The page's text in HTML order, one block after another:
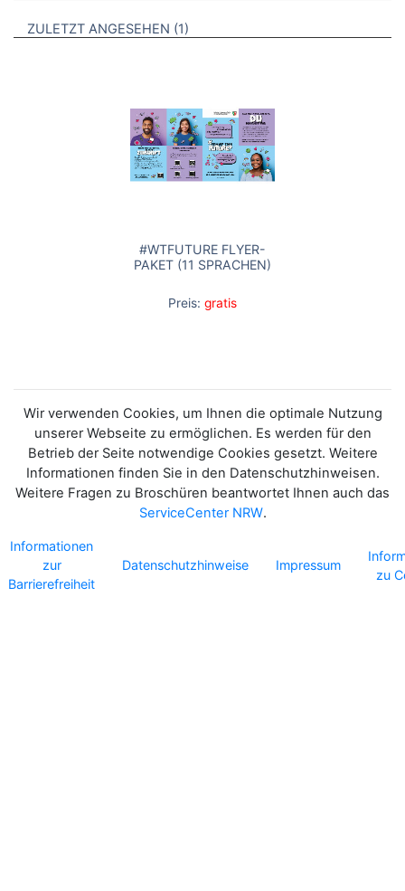
ZULETZT ANGESEHEN 1 BROSCHÜREN
#WTFUTURE FLYER-
PAKET (11 SPRACHEN)
Preis: gratis
Wir verwenden Cookies, um Ihnen die optimale Nutzung
unserer Webseite zu ermöglichen. Es werden für den
Betrieb der Seite notwendige Cookies gesetzt. Weitere
Informationen finden Sie in den Datenschutzhinweisen.
Weitere Fragen zu Broschüren beantwortet Ihnen auch das
ServiceCenter NRW.
Informationen
zur
Barrierefreiheit
Datenschutzhinweise Impressum
zu